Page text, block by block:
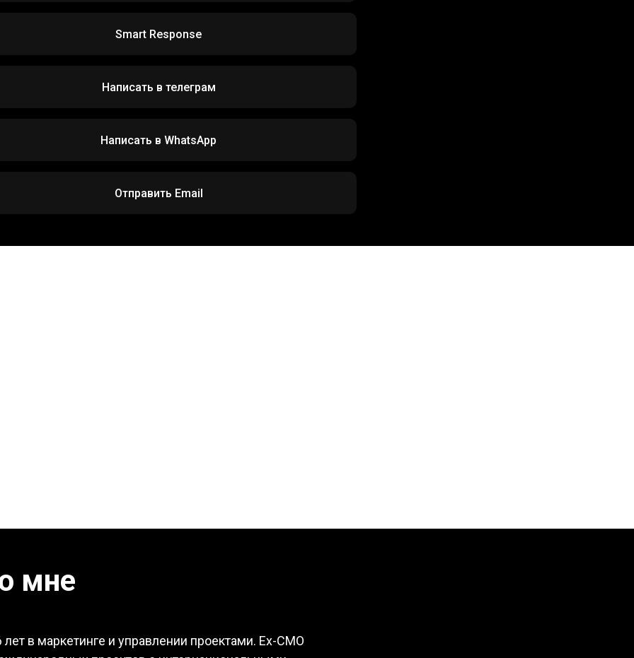
Smart Response
Написать в телеграм
Написать в WhatsApp
Отправить Email
мне
лет в маркетинге и управлении проектами. Ex-CMO